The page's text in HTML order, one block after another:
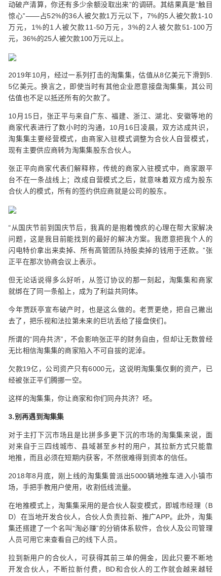
动破产清算，你还有多少余额没取出来”的调研。其结果真是“触目
惊心”——占52%的36人被欠款1万元以下，7%的5人被欠款1-10
万元，1%的1人被欠款11-50万元，3%的2人被欠款51-100万
元，36%的25人被欠款100万元以上。
2019年10月，经过一系列打击的淘集集，估值从8亿美元下滑到5.
5亿美元。换言之，即使当时有其他企业愿意接盘淘集集，其公司
估值也不足以抵还所有的欠款了。
10月15日，张正平与来自广东、福建、浙江、湖北、安徽等地的
商家代表进行了数小时的沟通，10月16日凌晨，双方达成共识，
淘集集主要经营模式，由商家入驻模式调整为合伙人自营模式，
现有主要供应商转为淘集集股东合伙人。
张正平向商家代表们解释称，传统的商家入驻模式中，商家跟平
台不在一条战线上；改成自营模式之后，就意味着双方成为股东
合伙人的模式，所有的签约供应商就是公司的股东。
“从国庆节前到国庆节后，我真的是抱着愧疚的心理在帮大家解决
问题，这是我目前能找到的最好的解决方案。我愿意把我个人的
闪电特价拿出来卖掉、所有高管团队持股卖掉的钱用于还款。”张
正平在那次协商会议上表示。
但无论话说得多么好听，从签订协议的那一刻起，淘集集和商家
就绑在了同一条船上，成为了利益共同体。
今年贾跃亭宣布破产时，也是这么做的。老贾更绝，把自己撇出
去了，把乐视和法拉第未来的巨坑丢给了接盘侠们。
所谓的“同舟共济”，不会影响张正平的财务自由，但却让无数曾经
无比相信淘集集的商家陷入不可自拔的泥淖。
欠款19亿，公司资产只有6000元，这说明淘集集仅剩的资产，已
经被张正平们腾挪一空。
这样的淘集集，你让商家和你们同舟共济？呸。
3.别再遇到淘集集
对于主打下沉市场且是比拼多多更下沉的市场的淘集集来说，面
对来自于三四线城市、县域甚至乡村的用户，其拉新方式只能靠
地推，而且必须在短期内获客，不然很难得到资本的信任。
2018年8月底，刚上线的淘集集曾派出5000辆地推车进入小镇市
场，手把手教用户使用，收割低线流量。
在地推模式上，淘集集采用的是合伙人裂变模式，即城市经理（B
D）在当地开发合伙人，合伙人负责拉新、推广APP。此外，淘集
集还搭建了一个名叫“淘必赚”的分销体系软件，合伙人及公司管理
人员可用它来查看自己的线下人员。
拉到新用户的合伙人，可获得其前三单的佣金，因此只要不断地
开发合伙人，不断拉新付费，BD和合伙人的工作就会越来越轻